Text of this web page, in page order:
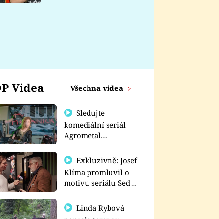
Videa Všechna videa
Sledujte
komediální seriál
Agrometal
prima+
Exkluzivně: Josef
Klíma promluvil o
motivu seriálu Sedm
Linda Rybová